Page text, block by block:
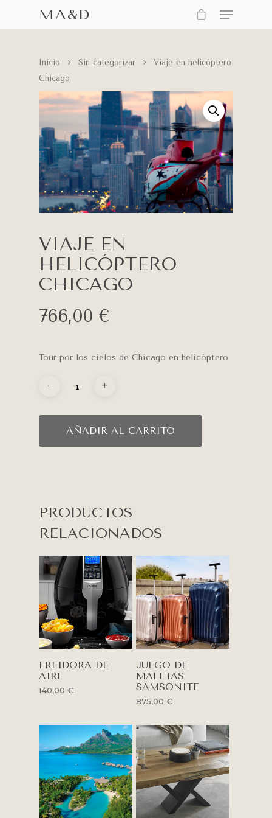
MA&D
Inicio Sin categorizar
Viaje en helicóptero
Chicago
VIAJE EN
HELICÓPTERO
CHICAGO
766,00 €
Tour por los cielos de Chicago en helicóptero
AÑADIR AL CARRITO
PRODUCTOS
RELACIONADOS
Añadir
Al Carrito
FREIDORA DE
AIRE
140,00 €
Añadir
Al Carrito
JUEGO DE
MALETAS
SAMSONITE
875,00 €
CUÁNDO
LISTA DE BODAS
Tu correo electrónico
¿Confirmas tu asistencia?
Sí
No